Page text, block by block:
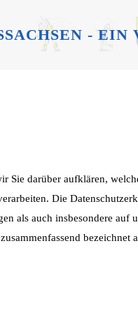
- EIN
Sie darüber aufklären,
Die
als auch insbesondere